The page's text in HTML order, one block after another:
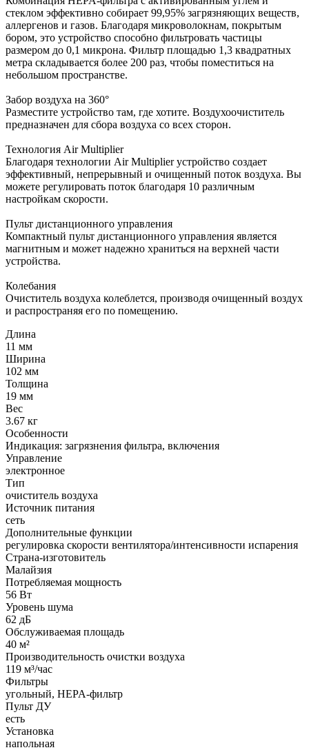
стеклом эффективно собирает 99,95% загрязняющих веществ,
аллергенов и газов. Благодаря микроволокнам, покрытым
бором, это устройство способно фильтровать частицы
размером до 0,1 микрона. Фильтр площадью 1,3 квадратных
метра складывается более 200 раз, чтобы поместиться на
небольшом пространстве.
Забор воздуха на 360°
Разместите устройство там, где хотите. Воздухоочиститель
предназначен для сбора воздуха со всех сторон.
Технология Air Multiplier
Благодаря технологии Air Multiplier устройство создает
эффективный, непрерывный и очищенный поток воздуха. Вы
можете регулировать поток благодаря 10 различным
настройкам скорости.
Пульт дистанционного управления
Компактный пульт дистанционного управления является
магнитным и может надежно храниться на верхней части
устройства.
Колебания
Очиститель воздуха колеблется, производя очищенный воздух
и распространяя его по помещению.
Длина
11 мм
Ширина
102 мм
Толщина
19 мм
Вес
3.67 кг
Особенности
Индикация: загрязнения фильтра, включения
Управление
электронное
Тип
очиститель воздуха
Источник питания
сеть
Дополнительные функции
регулировка скорости вентилятора/интенсивности испарения
Страна-изготовитель
Малайзия
Потребляемая мощность
56 Вт
Уровень шума
62 дБ
Обслуживаемая площадь
40 м²
Производительность очистки воздуха
119 м³/час
Фильтры
угольный, HEPA-фильтр
Пульт ДУ
есть
Установка
напольная